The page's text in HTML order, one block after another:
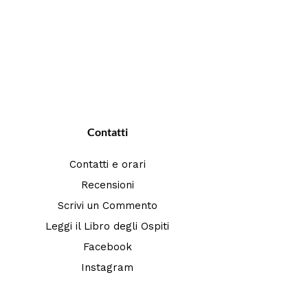
Contatti
Contatti e orari
Recensioni
Scrivi un Commento
Leggi il Libro degli Ospiti
Facebook
Instagram